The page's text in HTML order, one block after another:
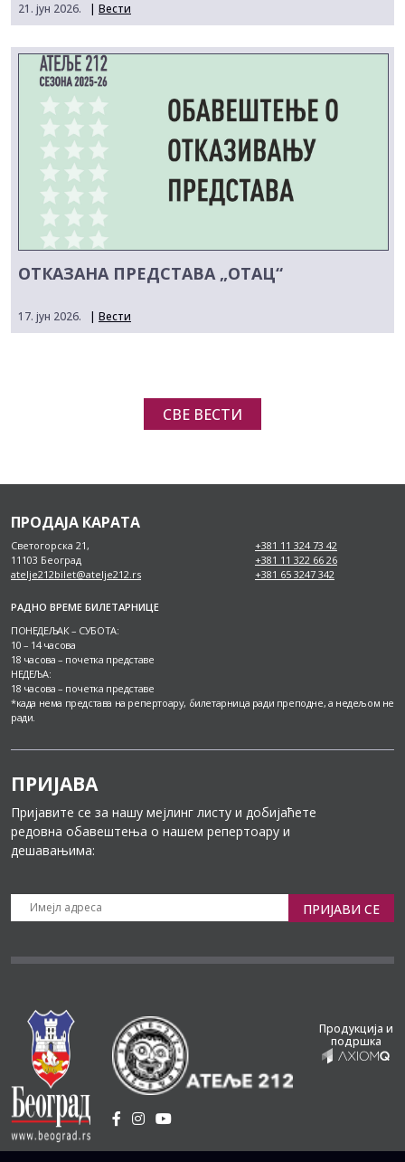
21. јун 2026. | Вести
ОТКАЗАНА ПРЕДСТАВА „ОТАЦ“
17. јун 2026. | Вести
СВЕ ВЕСТИ
ПРОДАЈА КАРАТА
Светогорска 21,
11103 Београд
atelje212bilet@atelje212.rs
+381 11 324 73 42
+381 11 322 66 26
+381 65 3247 342
РАДНО ВРЕМЕ БИЛЕТАРНИЦЕ
ПОНЕДЕЉАК – СУБОТА:
10 – 14 часова
18 часова – почетка представе
НЕДЕЉА:
18 часова – почетка представе
*када нема представа на репертоару, билетарница ради преподне, а недељом не
ради.
ПРИЈАВА
Пријавите се за нашу мејлинг листу и добијаћете
редовна обавештења о нашем репертоару и
дешавањима:
ПРИЈАВИ СЕ
Продукција и
подршка